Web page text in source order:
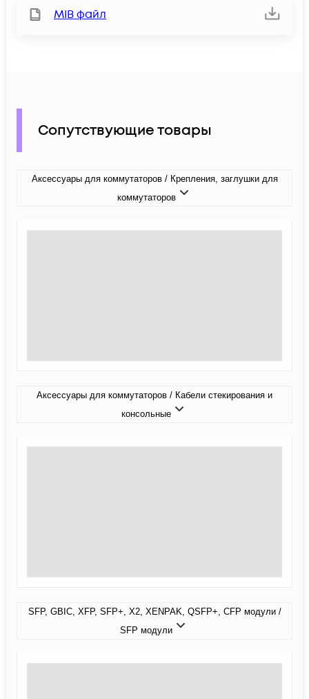
MIB файл
Сопутствующие товары
Аксессуары для коммутаторов / Крепления, заглушки для
коммутаторов
Аксессуары для коммутаторов / Кабели стекирования и
консольные
SFP, GBIC, XFP, SFP+, X2, XENPAK, QSFP+, CFP модули /
SFP модули